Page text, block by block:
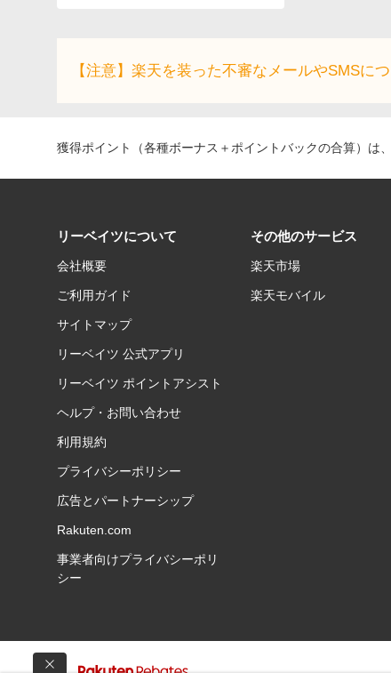
【注意】楽天を装った不審なメールやSMSに
獲得ポイント（各種ボーナス＋ポイントバックの合算）は
リーベイツについて
会社概要
ご利用ガイド
サイトマップ
リーベイツ 公式アプリ
リーベイツ ポイントアシスト
ヘルプ・お問い合わせ
利用規約
プライバシーポリシー
広告とパートナーシップ
Rakuten.com
事業者向けプライバシーポリ
シー
その他のサービス
楽天市場
楽天モバイル